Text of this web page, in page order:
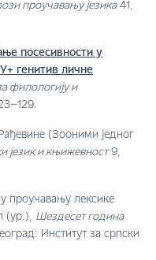
проучавању језика41,
посесивности у
генитив личне
филологију и
(Зооними једног
језик и књижевност9,
проучавању лексике
(ур.), Шездесет година
Институт за српски